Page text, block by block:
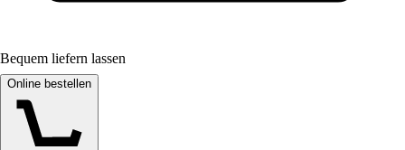
Bequem liefern lassen
Online bestellen